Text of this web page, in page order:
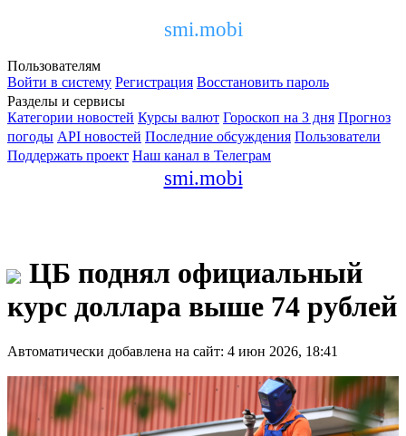
smi.mobi
Пользователям
Войти в систему Регистрация Восстановить пароль
Разделы и сервисы
Категории новостей Курсы валют Гороскоп на 3 дня Прогноз
погоды API новостей Последние обсуждения Пользователи
Поддержать проект Наш канал в Телеграм
smi.mobi
ЦБ поднял официальный
курс доллара выше 74 рублей
Автоматически добавлена на сайт: 4 июн 2026, 18:41